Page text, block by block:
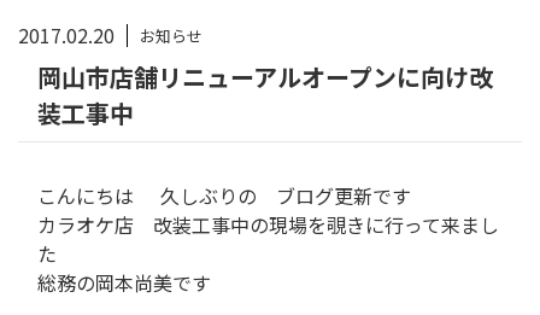
2017.02.20 お知らせ
岡山市店舗リニューアルオープンに向け改
装工事中
こんにちは
久しぶりの ブログ更新です
カラオケ店 改装工事中の現場を覗きに行って来まし
た
総務の岡本尚美です